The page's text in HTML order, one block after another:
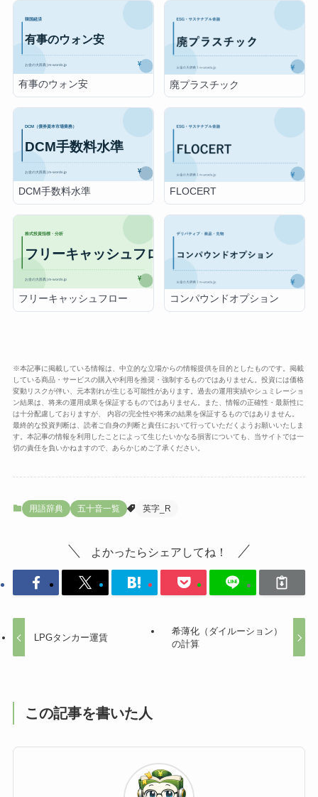
有事のウォン安 廃プラスチック
DCM手数料水準 FLOCERT
フリーキャッシュフロー コンパウンドオプション
※本記事に掲載している情報は、中立的な立場からの情報提供を目的としたものです。掲載
している商品・サービスの購入や利用を推奨・強制するものではありません。投資には価格
変動リスクが伴い、元本割れが生じる可能性があります。過去の運用実績やシュミレーショ
ン結果は、将来の運用成果を保証するものではありません。また、情報の正確性・最新性に
は十分配慮しておりますが、 内容の完全性や将来の結果を保証するものではありません。
最終的な投資判断は、読者ご自身の判断と責任において行っていただくようお願いいたしま
す。本記事の情報を利用したことによって生じたいかなる損害についても、当サイトでは一
切の責任を負いかねますので、あらかじめご了承ください。
用語辞典 五十音一覧 英字_R
よかったらシェアしてね！
LPGタンカー運賃
希薄化（ダイルーション）
の計算
この記事を書いた人